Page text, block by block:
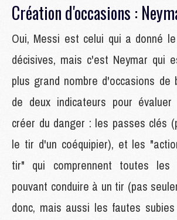
Création d'occasions :
Oui, Messi est celui qui a donné
décisives, mais c'est Neymar qui
plus grand nombre d'occasions
de deux indicateurs pour
créer du danger : les passes clés
le tir d'un coéquipier), et les
tir" qui comprennent toutes
pouvant conduire à un tir (pas
donc, mais aussi les fautes